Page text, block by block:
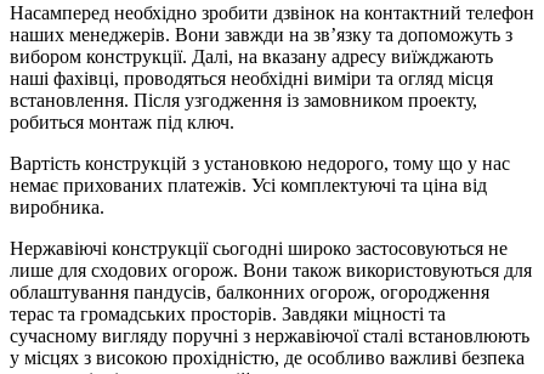
Насамперед необхідно зробити дзвінок на контактний телефон
наших менеджерів. Вони завжди на зв’язку та допоможуть з
вибором конструкції. Далі, на вказану адресу виїжджають
наші фахівці, проводяться необхідні виміри та огляд місця
встановлення. Після узгодження із замовником проекту,
робиться монтаж під ключ.
Вартість конструкцій з установкою недорого, тому що у нас
немає прихованих платежів. Усі комплектуючі та ціна від
виробника.
Нержавіючі конструкції сьогодні широко застосовуються не
лише для сходових огорож. Вони також використовуються для
облаштування пандусів, балконних огорож, огородження
терас та громадських просторів. Завдяки міцності та
сучасному вигляду поручні з нержавіючої сталі встановлюють
у місцях з високою прохідністю, де особливо важливі безпека